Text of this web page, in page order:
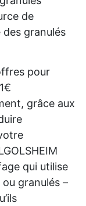
de
granulés
pour
grâce aux
qui utilise
granulés –